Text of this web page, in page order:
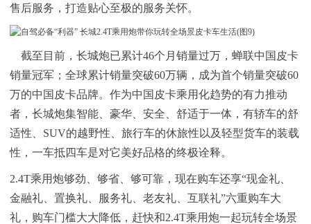
售后服务，打造贴心至极的服务关怀。
截至目前，长城炮已累计46个月销量过万，蝉联中国皮卡
销量冠军；全球累计销量突破60万辆，成为首个销量突破60
万的中国皮卡品牌。作为中国皮卡乘用化趋势的有力推动
者，长城炮集智能、豪华、安全、舒适于一体，有轿车的舒
适性、SUV的越野性、旅行车的休旅性以及轻型货车的装载
性，一车抵四车是对它美好品格的终极诠释。
2.4T乘用炮够劲、够省、够可靠，现在购车还享“现金礼、
金融礼、置换礼、服务礼、老友礼、互联礼”六重购车大
礼，购车门槛大大降低，赶快和2.4T乘用炮一起玩转全场景